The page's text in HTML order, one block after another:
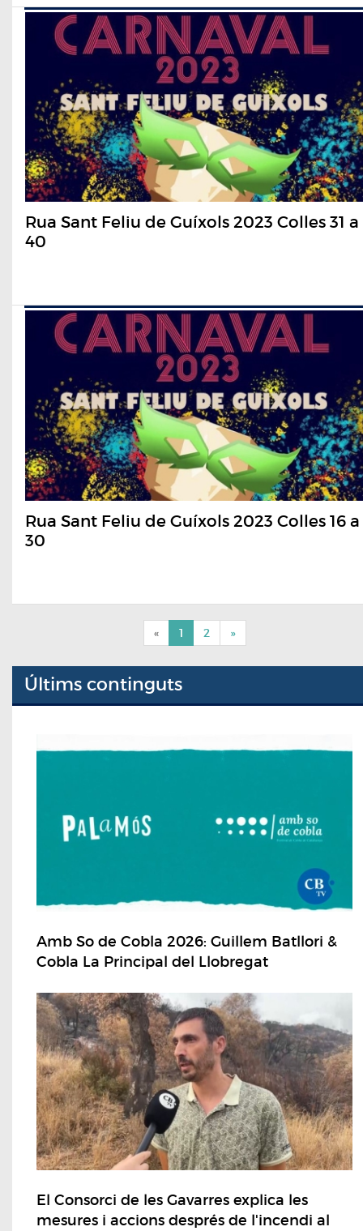
Rua Sant Feliu de Guíxols 2023 Colles 31 a
40
Rua Sant Feliu de Guíxols 2023 Colles 16 a
30
« 1 2 »
Últims continguts
Amb So de Cobla 2026: Guillem Batllori &
Cobla La Principal del Llobregat
El Consorci de les Gavarres explica les
mesures i accions després de l'incendi al